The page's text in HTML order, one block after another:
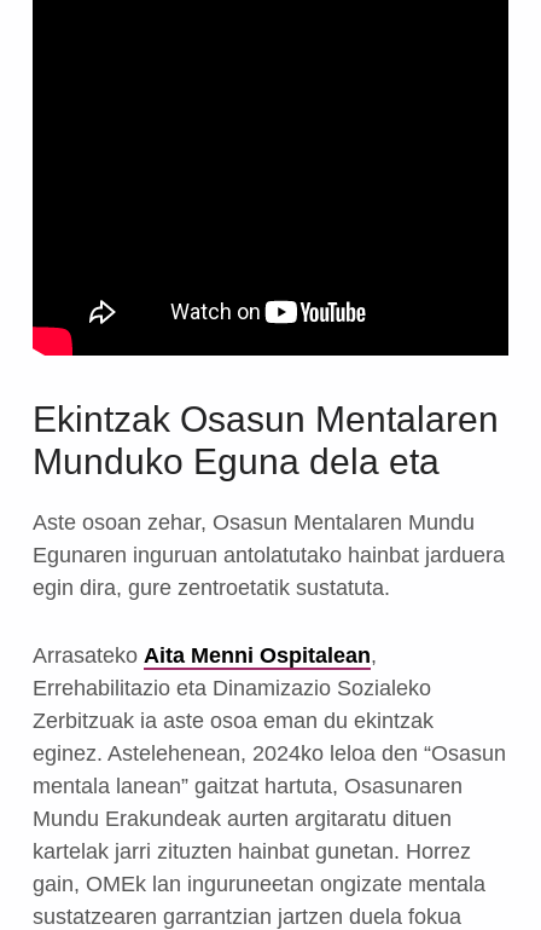
Ekintzak Osasun Mentalaren
Munduko Eguna dela eta
Aste osoan zehar, Osasun Mentalaren Mundu
Egunaren inguruan antolatutako hainbat jarduera
egin dira, gure zentroetatik sustatuta.
Arrasateko Aita Menni Ospitalean,
Errehabilitazio eta Dinamizazio Sozialeko
Zerbitzuak ia aste osoa eman du ekintzak
eginez. Astelehenean, 2024ko leloa den “Osasun
mentala lanean” gaitzat hartuta, Osasunaren
Mundu Erakundeak aurten argitaratu dituen
kartelak jarri zituzten hainbat gunetan. Horrez
gain, OMEk lan inguruneetan ongizate mentala
sustatzearen garrantzian jartzen duela fokua